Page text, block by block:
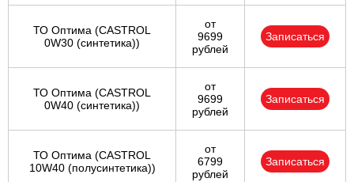
ТО Оптима (CASTROL
0W30 (синтетика))
от
9699
рублей
Записаться
ТО Оптима (CASTROL
0W40 (синтетика))
от
9699
рублей
Записаться
ТО Оптима (CASTROL
10W40 (полусинтетика))
от
6799
рублей
Записаться